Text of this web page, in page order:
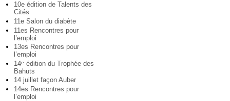
10e édition de Talents des
Cités
11e Salon du diabète
11es Rencontres pour
l’emploi
13es Rencontres pour
l’emploi
14e édition du Trophée des
Bahuts
14 juillet façon Auber
14es Rencontres pour
l’emploi